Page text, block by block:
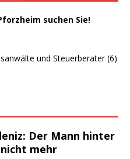
suchen Sie!
und Steuerberater (6)
Der Mann hinter
mehr